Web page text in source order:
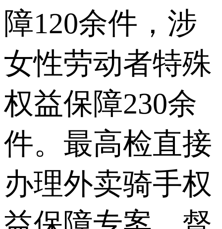
障120余件，涉
女性劳动者特殊
权益保障230余
件。最高检直接
办理外卖骑手权